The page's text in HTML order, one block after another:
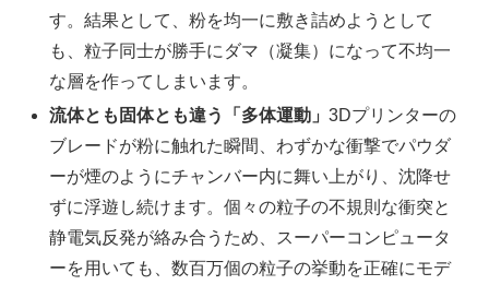
す。結果として、粉を均一に敷き詰めようとして
も、粒子同士が勝手にダマ（凝集）になって不均一
な層を作ってしまいます。
流体とも固体とも違う「多体運動」3Dプリンターの
ブレードが粉に触れた瞬間、わずかな衝撃でパウダ
ーが煙のようにチャンバー内に舞い上がり、沈降せ
ずに浮遊し続けます。個々の粒子の不規則な衝突と
静電気反発が絡み合うため、スーパーコンピュータ
ーを用いても、数百万個の粒子の挙動を正確にモデ